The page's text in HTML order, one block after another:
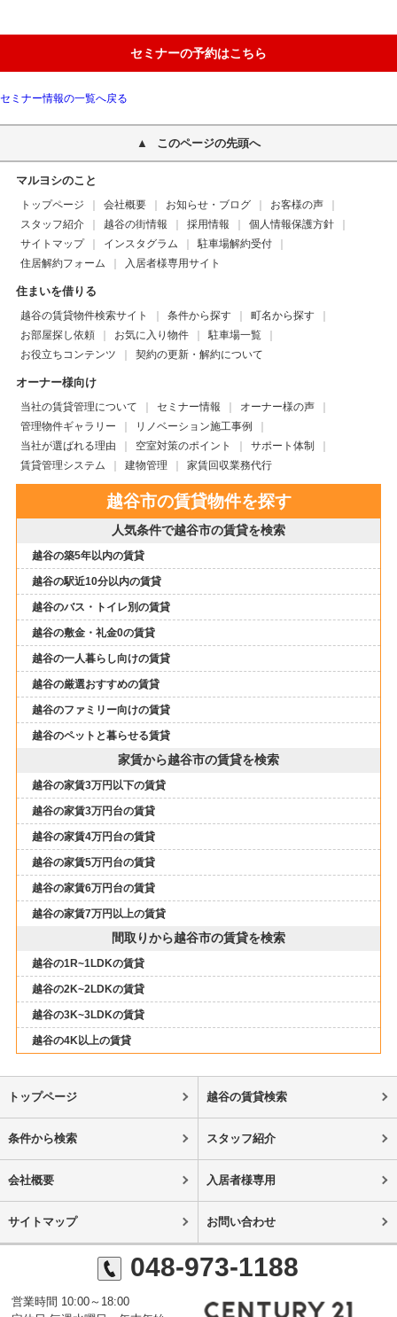
セミナーの予約はこちら
セミナー情報の一覧へ戻る
このページの先頭へ
マルヨシのこと
トップページ 会社概要 お知らせ・ブログ
お客様の声
スタッフ紹介
越谷の街情報 採用情報
個人情報保護方針
サイトマップ
インスタグラム
駐車場解約受付
住居解約フォーム
入居者様専用サイト
住まいを借りる
越谷の賃貸物件検索サイト 条件から探す
町名から探す
お部屋探し依頼
お気に入り物件
駐車場一覧
お役立ちコンテンツ
契約の更新・解約について
オーナー様向け
当社の賃貸管理について セミナー情報
オーナー様の声
管理物件ギャラリー
リノベーション施工事例
当社が選ばれる理由
空室対策のポイント
サポート体制
賃貸管理システム
建物管理 家賃回収業務代行
越谷市の賃貸物件を探す
人気条件で越谷市の賃貸を検索
越谷の築5年以内の賃貸
越谷の駅近10分以内の賃貸
越谷のバス・トイレ別の賃貸
越谷の敷金・礼金0の賃貸
越谷の一人暮らし向けの賃貸
越谷の厳選おすすめの賃貸
越谷のファミリー向けの賃貸
越谷のペットと暮らせる賃貸
家賃から越谷市の賃貸を検索
越谷の家賃3万円以下の賃貸
越谷の家賃3万円台の賃貸
越谷の家賃4万円台の賃貸
越谷の家賃5万円台の賃貸
越谷の家賃6万円台の賃貸
越谷の家賃7万円以上の賃貸
間取りから越谷市の賃貸を検索
越谷の1R~1LDKの賃貸
越谷の2K~2LDKの賃貸
越谷の3K~3LDKの賃貸
越谷の4K以上の賃貸
トップページ 越谷の賃貸検索
条件から検索 スタッフ紹介
会社概要 入居者様専用
サイトマップ お問い合わせ
048-973-1188
営業時間 10:00～18:00